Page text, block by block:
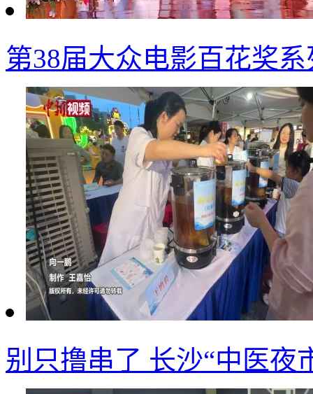
第38届大众电影百花奖
别只撸串了 长沙“中医夜